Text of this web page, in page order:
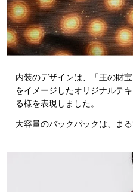
内装のデザインは、「王の財
をイメージしたオリジナルテ
る様を表現しました。
大容量のバックパックは、ま